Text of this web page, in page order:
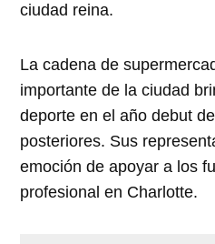
ciudad reina.
La cadena de
importante de la ciudad
deporte en el año debut
posteriores. Sus
emoción de apoyar a los
profesional en Charlotte.